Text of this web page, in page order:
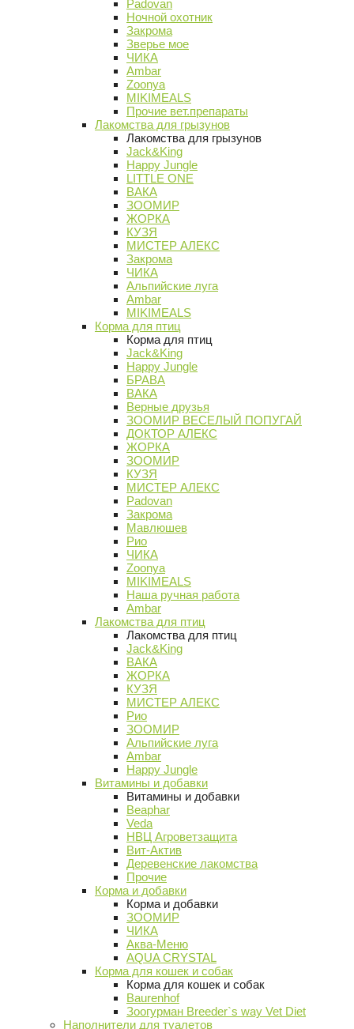
Padovan
Ночной охотник
Закрома
Зверье мое
ЧИКА
Ambar
Zoonya
MIKIMEALS
Прочие вет.препараты
Лакомства для грызунов
Лакомства для грызунов
Jack&King
Happy Jungle
LITTLE ONE
ВАКА
ЗООМИР
ЖОРКА
КУЗЯ
МИСТЕР АЛЕКС
Закрома
ЧИКА
Альпийские луга
Ambar
MIKIMEALS
Корма для птиц
Корма для птиц
Jack&King
Happy Jungle
БРАВА
ВАКА
Верные друзья
ЗООМИР ВЕСЕЛЫЙ ПОПУГАЙ
ДОКТОР АЛЕКС
ЖОРКА
ЗООМИР
КУЗЯ
МИСТЕР АЛЕКС
Padovan
Закрома
Мавлюшев
Рио
ЧИКА
Zoonya
MIKIMEALS
Наша ручная работа
Ambar
Лакомства для птиц
Лакомства для птиц
Jack&King
ВАКА
ЖОРКА
КУЗЯ
МИСТЕР АЛЕКС
Рио
ЗООМИР
Альпийские луга
Ambar
Happy Jungle
Витамины и добавки
Витамины и добавки
Beaphar
Veda
НВЦ Агроветзащита
Вит-Актив
Деревенские лакомства
Прочие
Корма и добавки
Корма и добавки
ЗООМИР
ЧИКА
Аква-Меню
AQUA CRYSTAL
Корма для кошек и собак
Корма для кошек и собак
Baurenhof
Зоогурман Breeder`s way Vet Diet
Наполнители для туалетов